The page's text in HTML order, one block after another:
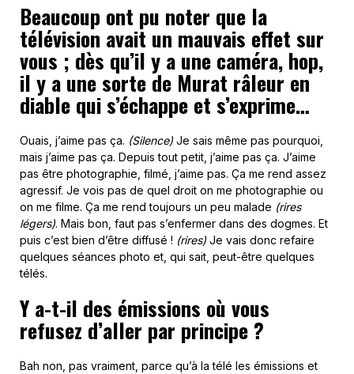
Beaucoup ont pu noter que la
télévision avait un mauvais effet sur
vous ; dès qu’il y a une caméra, hop,
il y a une sorte de Murat râleur en
diable qui s’échappe et s’exprime…
Ouais, j’aime pas ça. (Silence) Je sais même pas pourquoi,
mais j’aime pas ça. Depuis tout petit, j’aime pas ça. J’aime
pas être photographie, filmé, j’aime pas. Ça me rend assez
agressif. Je vois pas de quel droit on me photographie ou
on me filme. Ça me rend toujours un peu malade (rires
légers). Mais bon, faut pas s’enfermer dans des dogmes. Et
puis c’est bien d’être diffusé ! (rires) Je vais donc refaire
quelques séances photo et, qui sait, peut-être quelques
télés.
Y a-t-il des émissions où vous
refusez d’aller par principe ?
Bah non, pas vraiment, parce qu’à la télé les émissions et